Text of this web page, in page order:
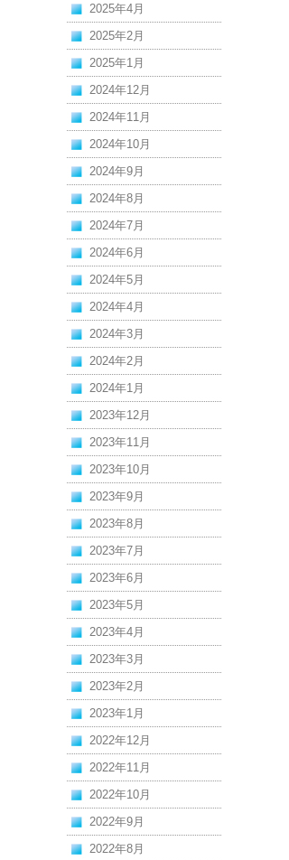
2025年4月
2025年2月
2025年1月
2024年12月
2024年11月
2024年10月
2024年9月
2024年8月
2024年7月
2024年6月
2024年5月
2024年4月
2024年3月
2024年2月
2024年1月
2023年12月
2023年11月
2023年10月
2023年9月
2023年8月
2023年7月
2023年6月
2023年5月
2023年4月
2023年3月
2023年2月
2023年1月
2022年12月
2022年11月
2022年10月
2022年9月
2022年8月